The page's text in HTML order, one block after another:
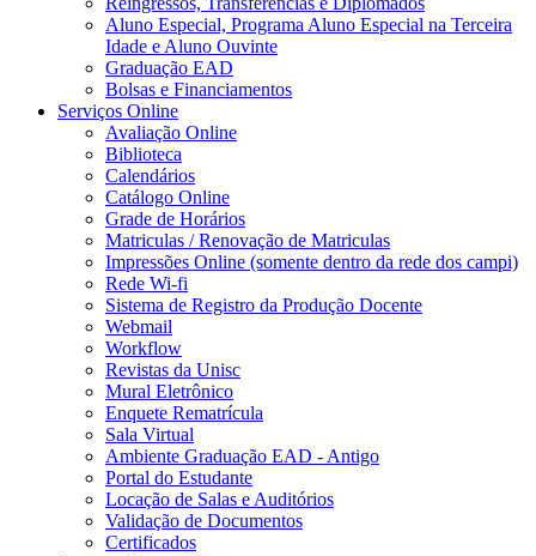
Aluno Especial, Programa Aluno Especial na Terceira
Idade e Aluno Ouvinte
Graduação EAD
Bolsas e Financiamentos
Serviços Online
Avaliação Online
Biblioteca
Calendários
Catálogo Online
Grade de Horários
Matriculas / Renovação de Matriculas
Impressões Online (somente dentro da rede dos campi)
Rede Wi-fi
Sistema de Registro da Produção Docente
Webmail
Workflow
Revistas da Unisc
Mural Eletrônico
Enquete Rematrícula
Sala Virtual
Ambiente Graduação EAD - Antigo
Portal do Estudante
Locação de Salas e Auditórios
Validação de Documentos
Certificados